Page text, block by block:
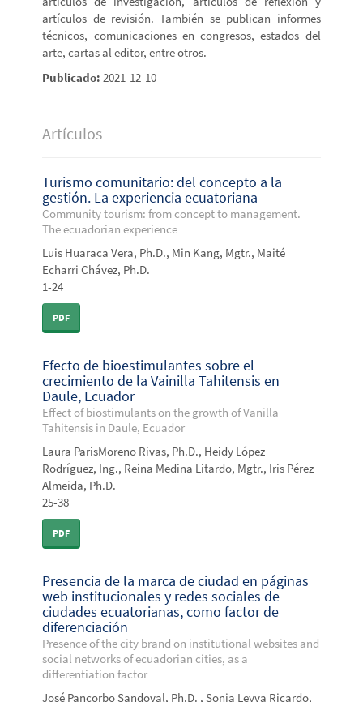
artículos de revisión. También se publican informes
técnicos, comunicaciones en congresos, estados del
arte, cartas al editor, entre otros.
Publicado:2021-12-10
Artículos
Turismo comunitario: del concepto a la
gestión. La experiencia ecuatoriana
Community tourism: from concept to management.
The ecuadorian experience
Luis Huaraca Vera, Ph.D., Min Kang, Mgtr., Maité
Echarri Chávez, Ph.D.
1-24
PDF
Efecto de bioestimulantes sobre el
crecimiento de la Vainilla Tahitensis en
Daule, Ecuador
Effect of biostimulants on the growth of Vanilla
Tahitensis in Daule, Ecuador
Laura ParisMoreno Rivas, Ph.D., Heidy López
Rodríguez, Ing., Reina Medina Litardo, Mgtr., Iris Pérez
Almeida, Ph.D.
25-38
PDF
Presencia de la marca de ciudad en páginas
web institucionales y redes sociales de
ciudades ecuatorianas, como factor de
diferenciación
Presence of the city brand on institutional websites and
social networks of ecuadorian cities, as a
differentiation factor
José Pancorbo Sandoval, Ph.D. , Sonia Leyva Ricardo,